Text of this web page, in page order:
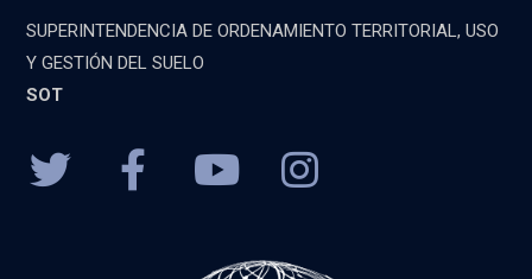
SUPERINTENDENCIA DE ORDENAMIENTO TERRITORIAL, USO
Y GESTIÓN DEL SUELO
SOT